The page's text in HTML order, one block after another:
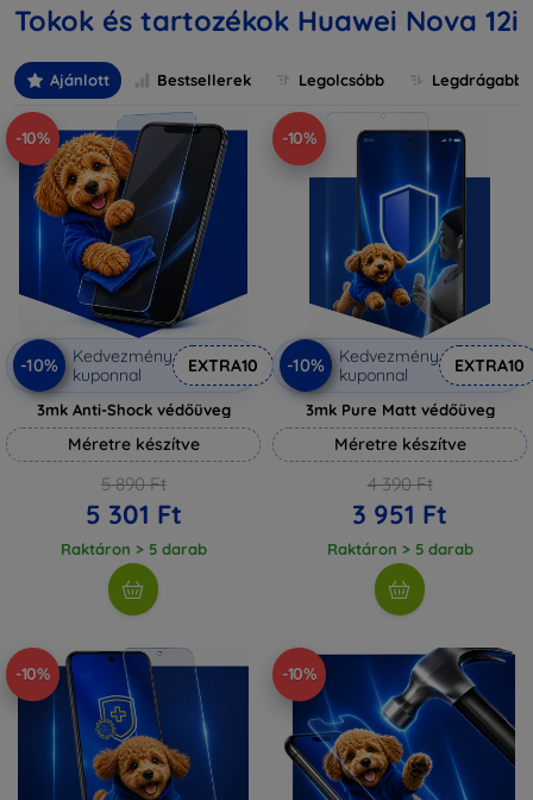
Tokok és tartozékok Huawei Nova 12i
Ajánlott Bestsellerek Legolcsóbb Legdrágabb
-10%
-10%
Kedvezmény
kuponnal
EXTRA10
3mk Anti-Shock védőüveg
Méretre készítve
5 890 Ft
5 301 Ft
Raktáron > 5 darab
-10%
-10%
Kedvezmény
kuponnal
EXTRA10
3mk Pure Matt védőüveg
Méretre készítve
4 390 Ft
3 951 Ft
Raktáron > 5 darab
-10% -10%